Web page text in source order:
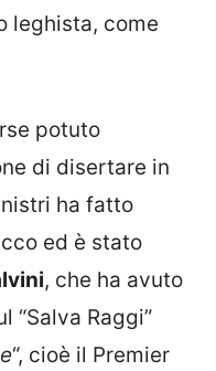
leghista, come
potuto
di disertare in
ha fatto
ed è stato
, che ha avuto
“Salva Raggi”
“, cioè il Premier